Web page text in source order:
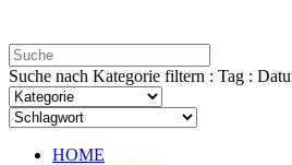
Suche nach Kategorie filtern : Tag :
HOME